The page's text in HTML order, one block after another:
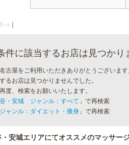
→ ｜
件に該当するお店は見つかり
古屋をご利用いただきありがとうございます
るお店は見つかりませんでした。
度、検索をお願いいたします。
・安城 ジャンル：すべて 」で再検索
ャンル：ダイエット・痩身 」で再検索
安城エリアにてオススメのマッサー